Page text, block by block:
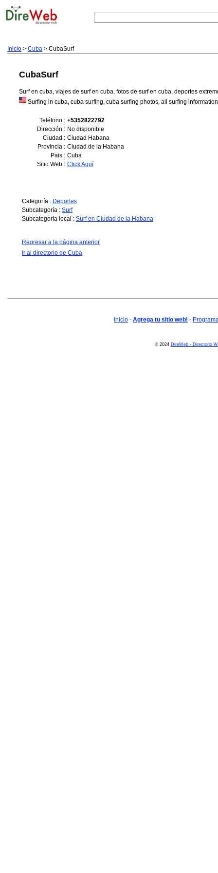
Inicio > Cuba > CubaSurf
CubaSurf
Surf en cuba, viajes de surf en cuba, fotos de surf en cuba, deportes
Surfing in cuba, cuba surfing, cuba surfing photos, all surfing
Teléfono : +5352822792
Dirección : No disponible
Ciudad : Ciudad Habana
Provincia : Ciudad de la Habana
Pais : Cuba
Sitio Web : Click Aquí
Categoría : Deportes
Subcategoría : Surf
Subcategoría local : Surf en Ciudad de la Habana
Regresar a la página anterior
Ir al directorio de Cuba
Inicio - Agrega tu sitio web! -
© 2024 DireWeb - Directorio